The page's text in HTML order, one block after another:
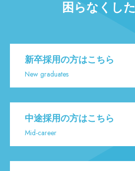
困らなくし
新卒採用の方はこちら
New graduates
中途採用の方はこちら
Mid-career